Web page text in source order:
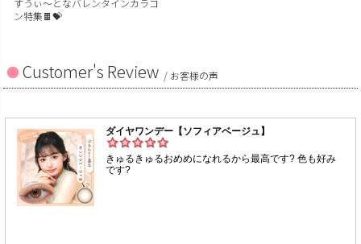
ン特集🍫💝
Customer's Review / お客様の声